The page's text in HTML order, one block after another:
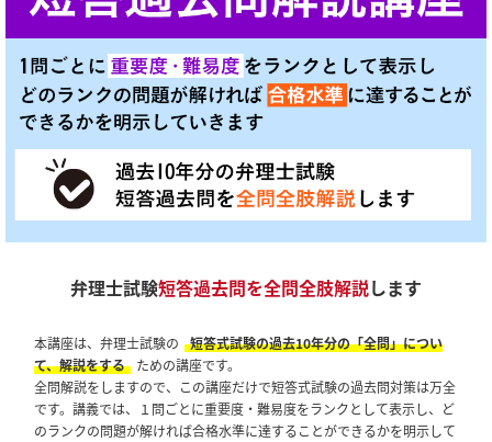
弁理士試験短答過去問を全問全肢解説します
本講座は、弁理士試験の
短答式試験の過去10年分の「全問」につい
て、解説をする
ための講座です。
全問解説をしますので、この講座だけで短答式試験の過去問対策は万全
です。講義では、１問ごとに重要度・難易度をランクとして表示し、ど
のランクの問題が解ければ合格水準に達することができるかを明示して